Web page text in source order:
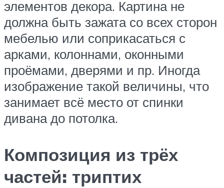
элементов декора. Картина не
должна быть зажата со всех сторон
мебелью или соприкасаться с
арками, колоннами, оконными
проёмами, дверями и пр. Иногда
изображение такой величины, что
занимает всё место от спинки
дивана до потолка.
Композиция из трёх
частей: триптих